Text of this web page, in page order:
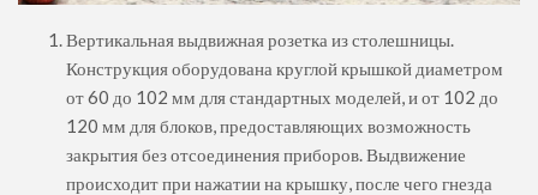
Вертикальная выдвижная розетка из столешницы.
Конструкция оборудована круглой крышкой диаметром
от 60 до 102 мм для стандартных моделей, и от 102 до
120 мм для блоков, предоставляющих возможность
закрытия без отсоединения приборов. Выдвижение
происходит при нажатии на крышку, после чего гнезда